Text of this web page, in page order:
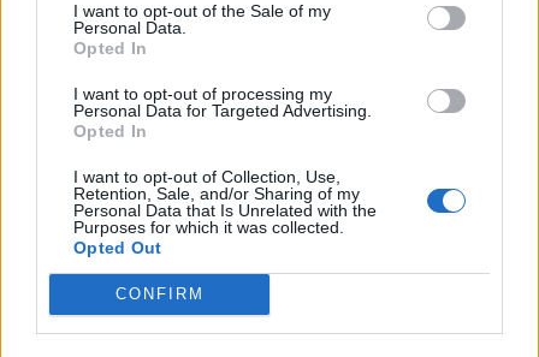
I want to opt-out of the Sale of my
Personal Data.
Opted In
I want to opt-out of processing my
Personal Data for Targeted Advertising.
Opted In
I want to opt-out of Collection, Use,
Retention, Sale, and/or Sharing of my
Personal Data that Is Unrelated with the
Purposes for which it was collected.
Opted Out
CONFIRM
Sâmbătă, 4 iulie:
82), Rahimi (90+8)